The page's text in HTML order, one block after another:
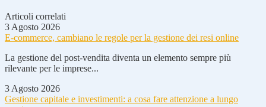
Articoli correlati
3 Agosto 2026
E-commerce, cambiano le regole per la gestione dei resi online
La gestione del post-vendita diventa un elemento sempre più
rilevante per le imprese...
3 Agosto 2026
Gestione capitale e investimenti: a cosa fare attenzione a lungo